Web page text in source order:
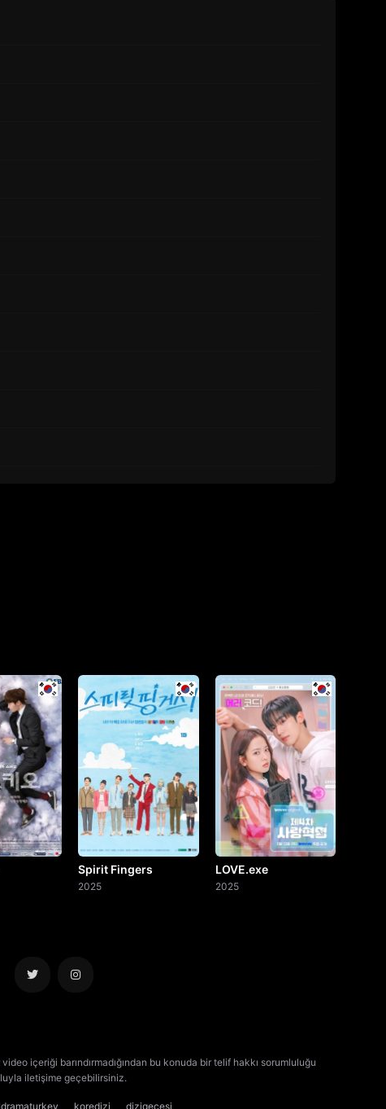
Spirit Fingers
2025
LOVE.exe
2025
içeriği barındırmadığından bu konuda bir telif hakkı sorumluluğu
iletişime geçebilirsiniz.
koredizi dizigecesi